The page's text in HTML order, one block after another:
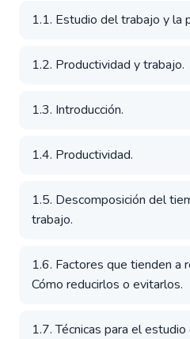
1.1. Estudio del trabajo y la
1.2. Productividad y trabajo.
1.3. Introducción.
1.4. Productividad.
1.5. Descomposición del
trabajo.
1.6. Factores que tienden a
Cómo reducirlos o evitarlos.
1.7. Técnicas para el